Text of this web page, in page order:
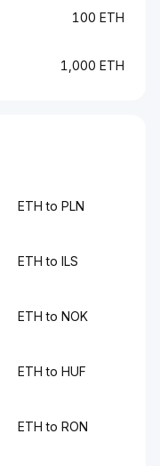
100 ETH
1,000 ETH
ETH to PLN
ETH to ILS
ETH to NOK
ETH to HUF
ETH to RON